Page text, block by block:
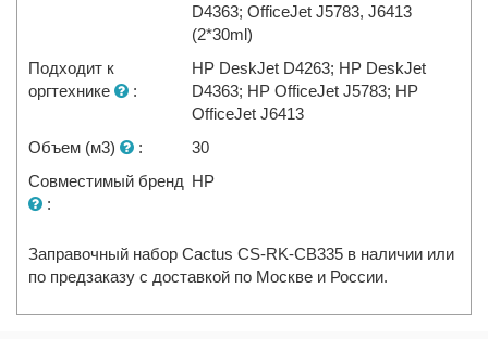
D4363; OfficeJet J5783, J6413
(2*30ml)
Подходит к
оргтехнике
:
HP DeskJet D4263; HP DeskJet
D4363; HP OfficeJet J5783; HP
OfficeJet J6413
Объем (м3)
:
30
Совместимый бренд
:
HP
Заправочный набор Cactus CS-RK-CB335 в наличии или
по предзаказу с доставкой по Москве и России.